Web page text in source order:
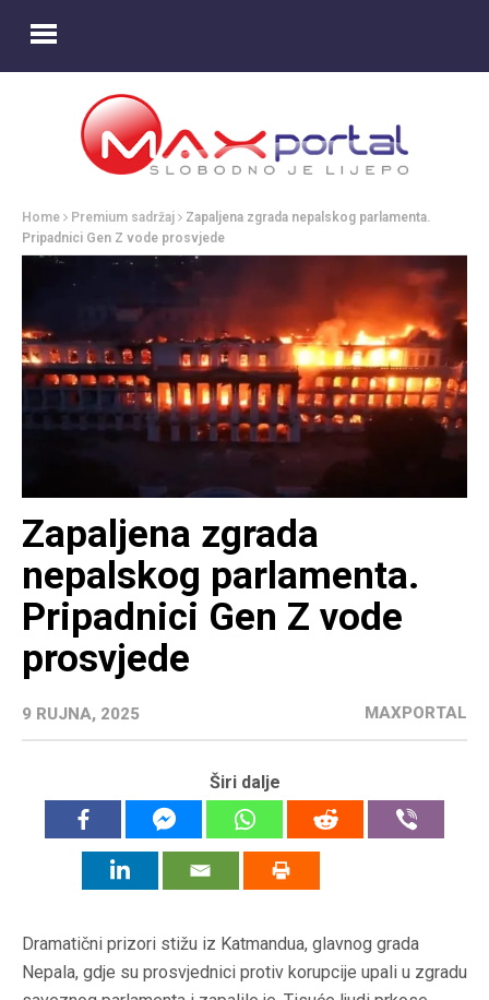
Home Premium sadržaj
Zapaljena zgrada nepalskog parlamenta.
Pripadnici Gen Z vode prosvjede
Zapaljena zgrada
nepalskog parlamenta.
Pripadnici Gen Z vode
prosvjede
9 RUJNA, 2025 MAXPORTAL
Širi dalje
Dramatični prizori stižu iz Katmandua, glavnog grada
Nepala, gdje su prosvjednici protiv korupcije upali u zgradu